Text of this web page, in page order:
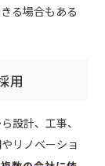
る場合もある
用
設計、工事、
リノベーショ